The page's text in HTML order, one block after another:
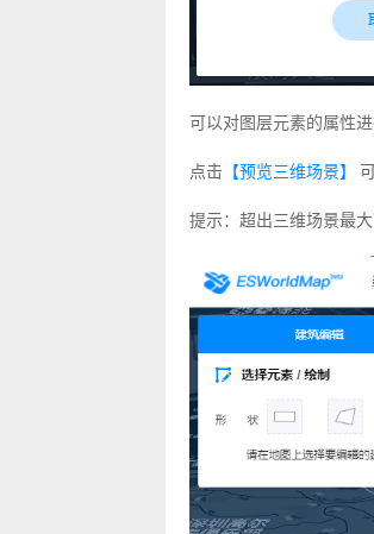
可以对图层元素的属性
点击 【预览三维场景】
提示：超出三维场景最